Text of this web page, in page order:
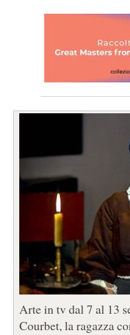
Arte in tv dal 7 al 13
Courbet, la ragazza